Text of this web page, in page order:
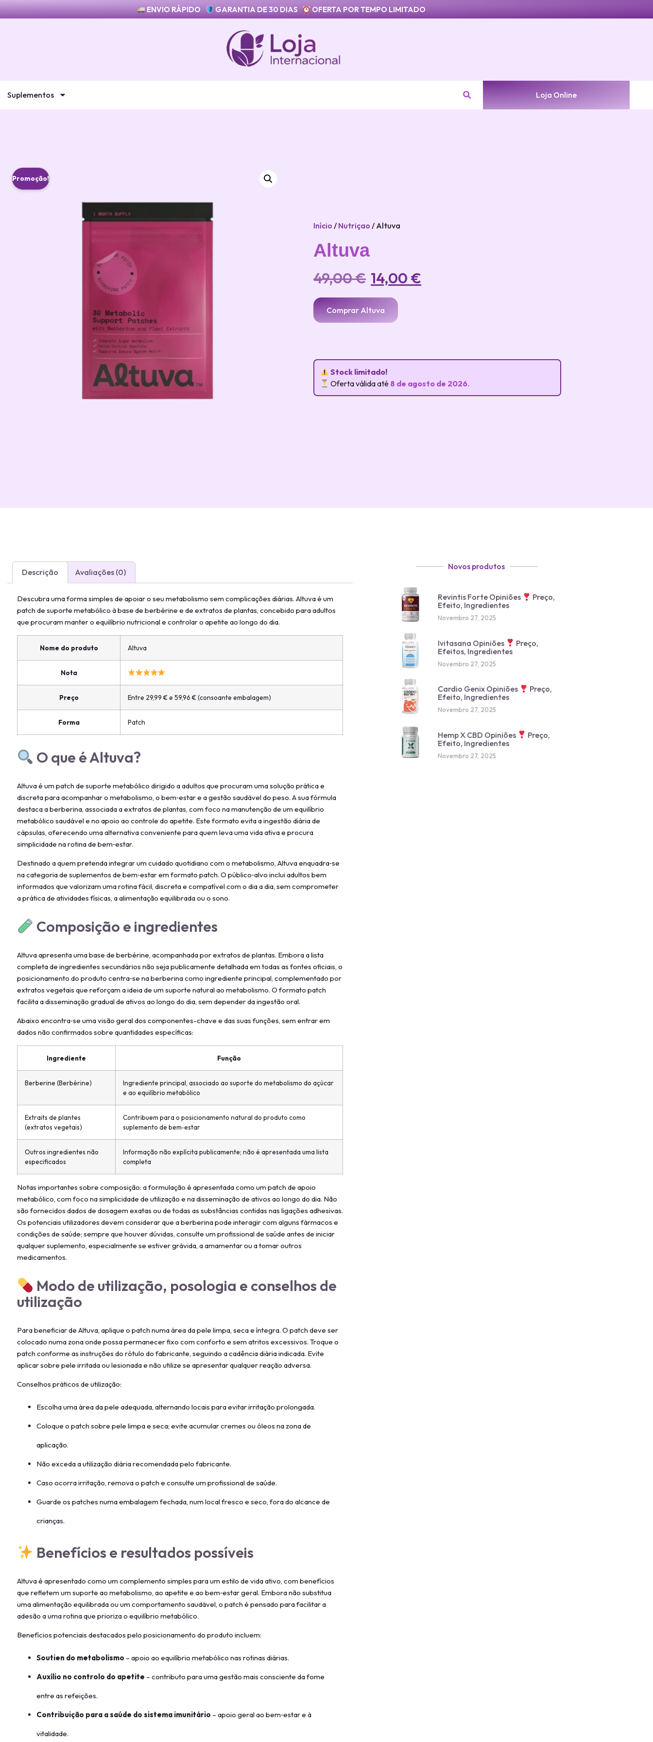
ENVIO RÁPIDO GARANTIA DE 30 DIAS OFERTA POR TEMPO LIMITADO
Suplementos Loja Online
Promoção!
Início / Nutriçao / Altuva
Altuva
49,00€ 14,00 €
Comprar Altuva
Stock limitado!
Oferta válida até 8 de agosto de 2026.
Descrição Avaliações (0)
Descubra uma forma simples de apoiar o seu metabolismo sem complicações diárias. Altuva é um
patch de suporte metabólico à base de berbérine e de extratos de plantas, concebido para adultos
que procuram manter o equilíbrio nutricional e controlar o apetite ao longo do dia.
Nome do produto Altuva
Nota
Preço Entre 29,99 € e 59,96 € (consoante embalagem)
Forma Patch
O que é Altuva?
Altuva é um patch de suporte metabólico dirigido a adultos que procuram uma solução prática e
discreta para acompanhar o metabolismo, o bem‑estar e a gestão saudável do peso. A sua fórmula
destaca a berberina, associada a extratos de plantas, com foco na manutenção de um equilíbrio
metabólico saudável e no apoio ao controle do apetite. Este formato evita a ingestão diária de
cápsulas, oferecendo uma alternativa conveniente para quem leva uma vida ativa e procura
simplicidade na rotina de bem‑estar.
Destinado a quem pretenda integrar um cuidado quotidiano com o metabolismo, Altuva enquadra‑se
na categoria de suplementos de bem‑estar em formato patch. O público‑alvo inclui adultos bem
informados que valorizam uma rotina fácil, discreta e compatível com o dia a dia, sem comprometer
a prática de atividades físicas, a alimentação equilibrada ou o sono.
Composição e ingredientes
Altuva apresenta uma base de berbérine, acompanhada por extratos de plantas. Embora a lista
completa de ingredientes secundários não seja publicamente detalhada em todas as fontes oficiais, o
posicionamento do produto centra‑se na berberina como ingrediente principal, complementado por
extratos vegetais que reforçam a ideia de um suporte natural ao metabolismo. O formato patch
facilita a disseminação gradual de ativos ao longo do dia, sem depender da ingestão oral.
Abaixo encontra‑se uma visão geral dos componentes-chave e das suas funções, sem entrar em
dados não confirmados sobre quantidades específicas:
Ingrediente Função
Berberine (Berbérine)
Ingrediente principal, associado ao suporte do metabolismo do açúcar
e ao equilíbrio metabólico
Extraits de plantes
(extratos vegetais)
Contribuem para o posicionamento natural do produto como
suplemento de bem‑estar
Outros ingredientes não
especificados
Informação não explícita publicamente; não é apresentada uma lista
completa
Notas importantes sobre composição: a formulação é apresentada como um patch de apoio
metabólico, com foco na simplicidade de utilização e na disseminação de ativos ao longo do dia. Não
são fornecidos dados de dosagem exatas ou de todas as substâncias contidas nas ligações adhesivas.
Os potenciais utilizadores devem considerar que a berberina pode interagir com alguns fármacos e
condições de saúde; sempre que houver dúvidas, consulte um profissional de saúde antes de iniciar
qualquer suplemento, especialmente se estiver grávida, a amamentar ou a tomar outros
medicamentos.
Modo de utilização, posologia e conselhos de
utilização
Para beneficiar de Altuva, aplique o patch numa área da pele limpa, seca e íntegra. O patch deve ser
colocado numa zona onde possa permanecer fixo com conforto e sem atritos excessivos. Troque o
patch conforme as instruções do rótulo do fabricante, seguindo a cadência diária indicada. Evite
aplicar sobre pele irritada ou lesionada e não utilize se apresentar qualquer reação adversa.
Conselhos práticos de utilização:
Escolha uma área da pele adequada, alternando locais para evitar irritação prolongada.
Coloque o patch sobre pele limpa e seca; evite acumular cremes ou óleos na zona de
aplicação.
Não exceda a utilização diária recomendada pelo fabricante.
Caso ocorra irritação, remova o patch e consulte um profissional de saúde.
Guarde os patches numa embalagem fechada, num local fresco e seco, fora do alcance de
crianças.
Benefícios e resultados possíveis
Altuva é apresentado como um complemento simples para um estilo de vida ativo, com benefícios
que refletem um suporte ao metabolismo, ao apetite e ao bem‑estar geral. Embora não substitua
uma alimentação equilibrada ou um comportamento saudável, o patch é pensado para facilitar a
adesão a uma rotina que prioriza o equilíbrio metabólico.
Benefícios potenciais destacados pelo posicionamento do produto incluem:
Soutien do metabolismo – apoio ao equilíbrio metabólico nas rotinas diárias.
Auxílio no controlo do apetite – contributo para uma gestão mais consciente da fome
entre as refeições.
Contribuição para a saúde do sistema imunitário – apoio geral ao bem‑estar e à
vitalidade.
Novos produtos
Revintis Forte Opiniões
Preço,
Efeito, Ingredientes
Novembro 27, 2025
Ivitasana Opiniões
Preço,
Efeitos, Ingredientes
Novembro 27, 2025
Cardio Genix Opiniões
Preço,
Efeito, Ingredientes
Novembro 27, 2025
Hemp X CBD Opiniões
Preço,
Efeito, Ingredientes
Novembro 27, 2025